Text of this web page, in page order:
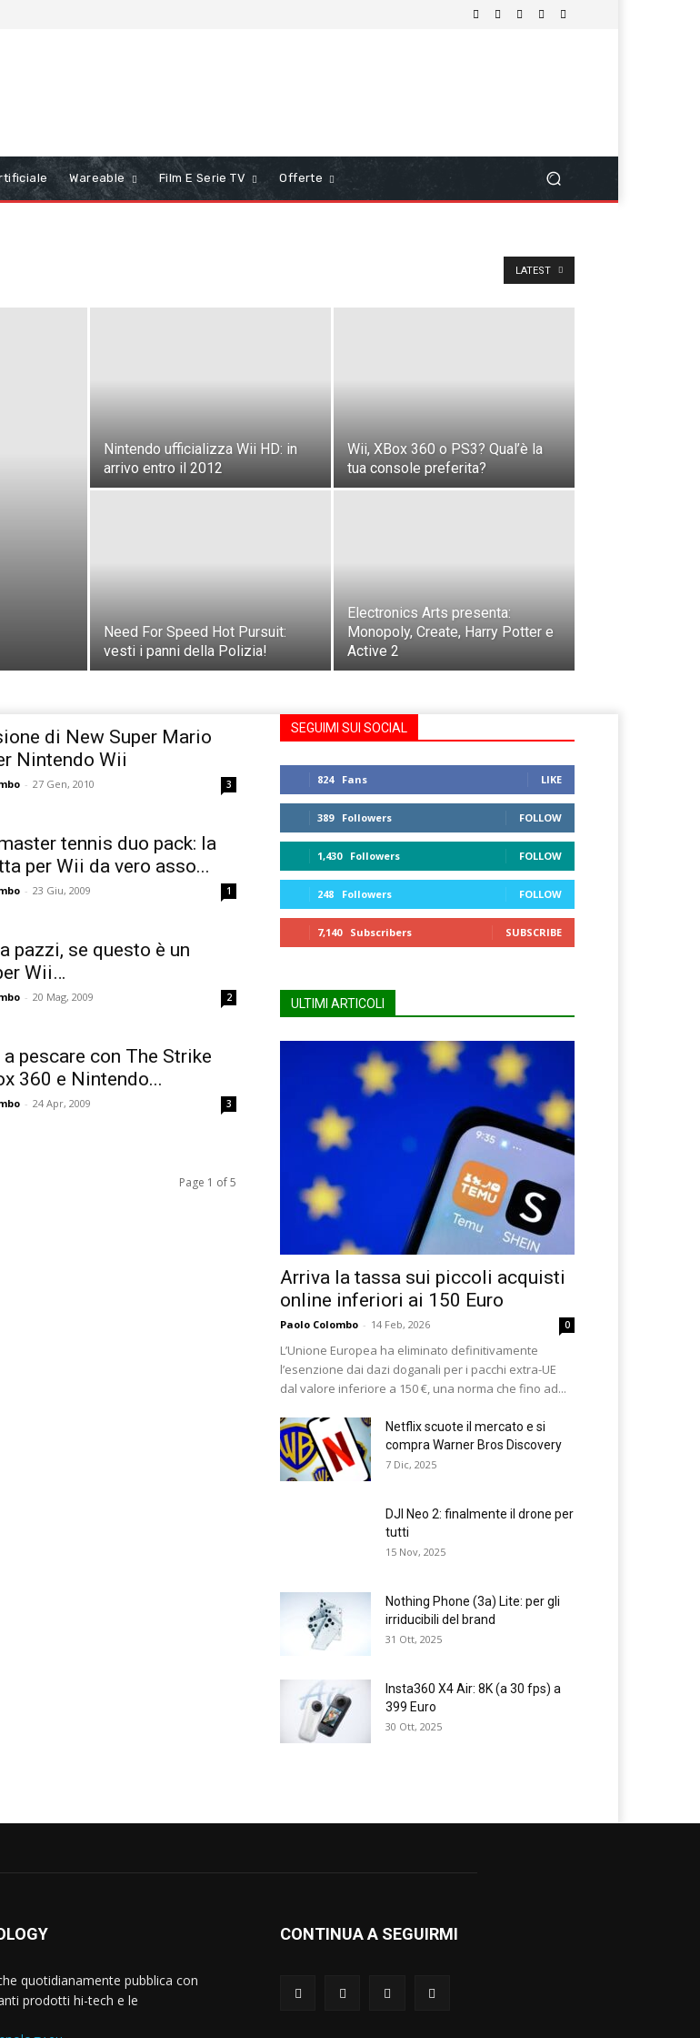
Wareable Film E Serie TV Offerte
LATEST
Nintendo ufficializza Wii HD: in
arrivo entro il 2012
Wii, XBox 360 o PS3? Qual’è la
tua console preferita?
Need For Speed Hot Pursuit:
vesti i panni della Polizia!
Electronics Arts presenta:
Monopoly, Create, Harry Potter e
Active 2
di New Super Mario
Nintendo Wii
- 27 Gen, 2010 3
tennis duo pack: la
per Wii da vero asso...
- 23 Giu, 2009 1
pazzi, se questo è un
Wii…
- 20 Mag, 2009 2
a pescare con The Strike
360 e Nintendo...
- 24 Apr, 2009 3
Page 1 of 5
SEGUIMI SUI SOCIAL
824 Fans LIKE
389 Followers FOLLOW
1,430 Followers FOLLOW
248 Followers FOLLOW
7,140 Subscribers SUBSCRIBE
ULTIMI ARTICOLI
Arriva la tassa sui piccoli acquisti
online inferiori ai 150 Euro
Paolo Colombo - 14 Feb, 2026 0
L’Unione Europea ha eliminato definitivamente
l’esenzione dai dazi doganali per i pacchi extra-UE
dal valore inferiore a 150 €, una norma che fino ad...
Netflix scuote il mercato e si
compra Warner Bros Discovery
7 Dic, 2025
DJI Neo 2: finalmente il drone per
tutti
15 Nov, 2025
Nothing Phone (3a) Lite: per gli
irriducibili del brand
31 Ott, 2025
Insta360 X4 Air: 8K (a 30 fps) a
399 Euro
30 Ott, 2025
quotidianamente pubblica con
prodotti hi-tech e le
CONTINUA A SEGUIRMI